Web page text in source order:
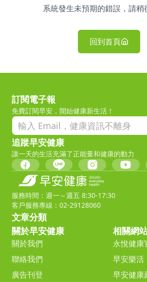
系統發生未預期的錯誤，請稍
回到首頁
訂閱電子報
免費訂閱早安，開始健康新生活！
追蹤早安健康
讓一天的生活充滿了正能量和健康的動力
服務時間：週一～週五 8:30-17:30
客戶服務專線：02-29128060
文章分類
關於早安健康
關於我們
聯絡我們
廣告刊登
相關網
永悅健康
早安樂活
早安健康